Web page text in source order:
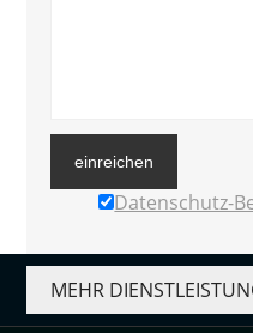
einreichen
Datenschutz-
MEHR